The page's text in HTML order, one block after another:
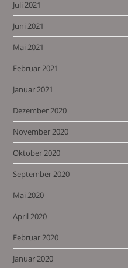
Juli 2021
Juni 2021
Mai 2021
Februar 2021
Januar 2021
Dezember 2020
November 2020
Oktober 2020
September 2020
Mai 2020
April 2020
Februar 2020
Januar 2020